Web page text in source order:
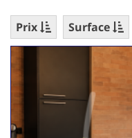
Prix Surface